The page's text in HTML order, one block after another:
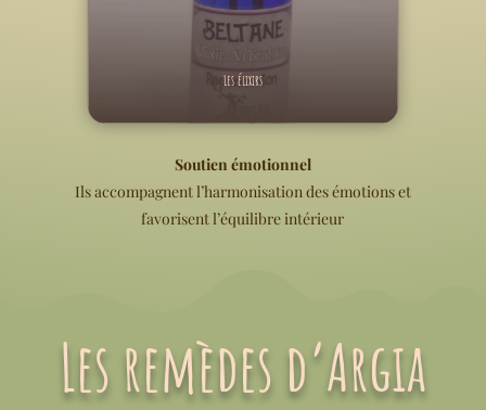
Les élixirs
Soutien émotionnel
Ils accompagnent l’harmonisation des émotions et
favorisent l’équilibre intérieur
Les remèdes d’Argia